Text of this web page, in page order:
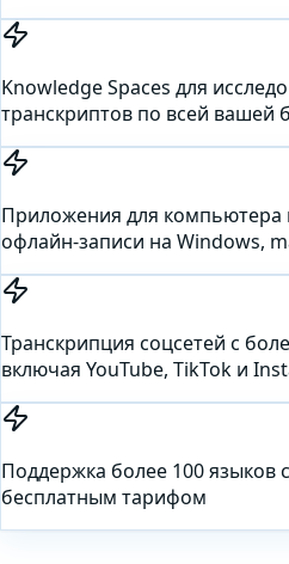
Knowledge Spaces для
транскриптов по всей вашей
Приложения для компьютера
офлайн-записи на Windows,
Транскрипция соцсетей с
включая YouTube, TikTok и
Поддержка более 100
бесплатным тарифом